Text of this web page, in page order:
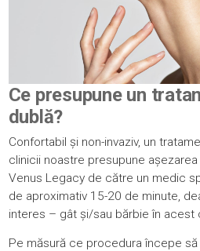
Ce presupune un
dublă?
Confortabil și non-invaziv, un
clinicii noastre presupune
Venus Legacy de către un medic
de aproximativ 15-20 de minute,
interes – gât și/sau bărbie în acest
Pe măsură ce procedura începe